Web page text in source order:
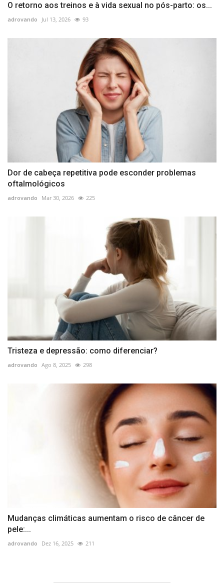
O retorno aos treinos e à vida sexual no pós-parto: os...
adrovando Jul 13, 2026 93
Dor de cabeça repetitiva pode esconder problemas
oftalmológicos
adrovando Mar 30, 2026 225
Tristeza e depressão: como diferenciar?
adrovando Ago 8, 2025 298
Mudanças climáticas aumentam o risco de câncer de
pele:...
adrovando Dez 16, 2025 211